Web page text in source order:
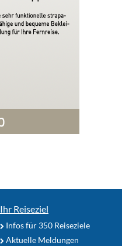
Ihr Reiseziel
Infos für 350 Reiseziele
Aktuelle Meldungen